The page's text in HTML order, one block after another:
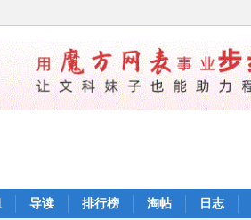
导读 排行榜 淘帖 日志